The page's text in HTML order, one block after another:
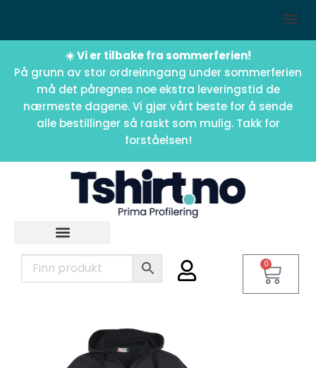
☀️ Vi er tilbake fra sommerferien!
På grunn av stor ordreinngang under sommerferien
må det påregnes noe ekstra leveringstid de
nærmeste dagene. Vi gjør vårt beste for å sende
alle bestillinger så raskt som mulig. Takk for
forståelsen!
0